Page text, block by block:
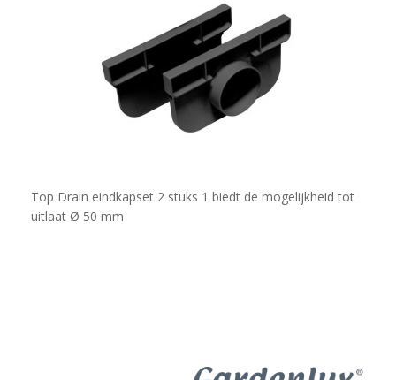
Top Drain eindkapset 2 stuks 1 biedt de mogelijkheid tot
uitlaat Ø 50 mm